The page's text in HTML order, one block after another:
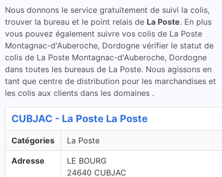
Nous donnons le service gratuitement de suivi la colis,
trouver la bureau et le point relais de La Poste. En plus
vous pouvez également suivre vos colis de La Poste
Montagnac-d'Auberoche, Dordogne vérifier le statut de
colis de La Poste Montagnac-d'Auberoche, Dordogne
dans toutes les bureaus de La Poste. Nous agissons en
tant que centre de distribution pour les marchandises et
les colis aux clients dans les domaines .
CUBJAC - La Poste La Poste
Catégories La Poste
Adresse
LE BOURG
24640 CUBJAC